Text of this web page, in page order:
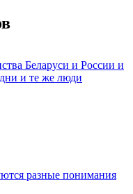
Беларуси и России и
и те же люди
разные понимания